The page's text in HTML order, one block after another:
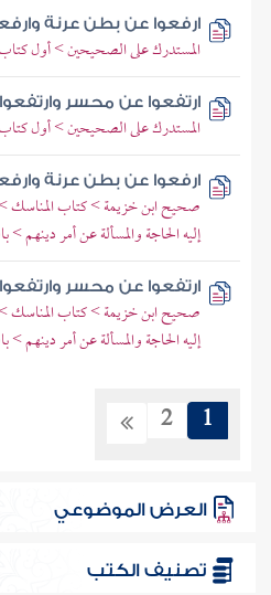
ارفعوا عن بطن عرنة
المستدرك على الصحيحين > أول
ارتفعوا عن محسر
المستدرك على الصحيحين > أول
ارفعوا عن بطن عرنة
صحيح ابن خزيمة > كتاب
إليه الحاجة والمسألة عن أمر دينهم
ارتفعوا عن محسر
صحيح ابن خزيمة > كتاب
إليه الحاجة والمسألة عن أمر دينهم
1
2
العرض الموضوعي
تصنيف الكتب